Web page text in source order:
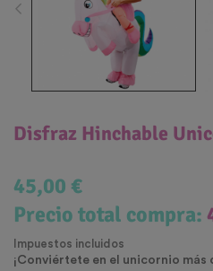
Disfraz Hinchable
45,00 €
Precio total compra:
Impuestos incluidos
¡Conviértete en el unicornio